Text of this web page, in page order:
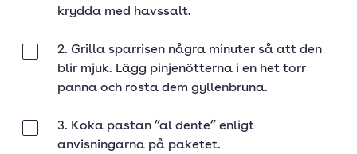
krydda med havssalt.
2. Grilla sparrisen några minuter så att den
blir mjuk. Lägg pinjenötterna i en het torr
panna och rosta dem gyllenbruna.
3. Koka pastan ”al dente” enligt
anvisningarna på paketet.